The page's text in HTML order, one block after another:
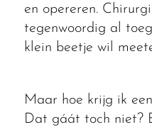
en opereren.
tegenwoordig al
klein beetje wil
Maar hoe krijg ik
Dat gáát toch niet?